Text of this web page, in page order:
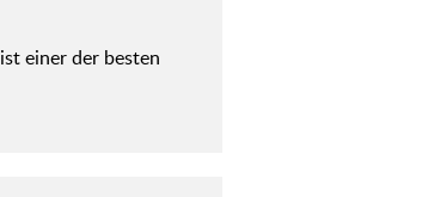
ist einer der besten